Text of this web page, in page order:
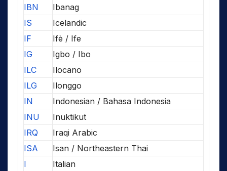
IBN
Ibanag
IS
Icelandic
IF
Ifè / Ife
IG
Igbo / Ibo
ILC
Ilocano
ILG
Ilonggo
IN
Indonesian / Bahasa Indonesia
INU
Inuktikut
IRQ
Iraqi Arabic
ISA
Isan / Northeastern Thai
I
Italian